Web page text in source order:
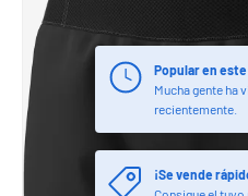
Popular en
Mucha gente ha
recientemente.
¡Se vende